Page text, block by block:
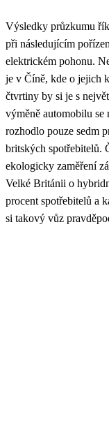
Výsledky průzkumu
při následujícím
elektrickém pohonu.
je v Číně, kde o jejich
čtvrtiny by si je s
výměně automobilu se
rozhodlo pouze sedm
britských spotřebitelů.
ekologicky zaměření
Velké Británii o
procent spotřebitelů a
si takový vůz